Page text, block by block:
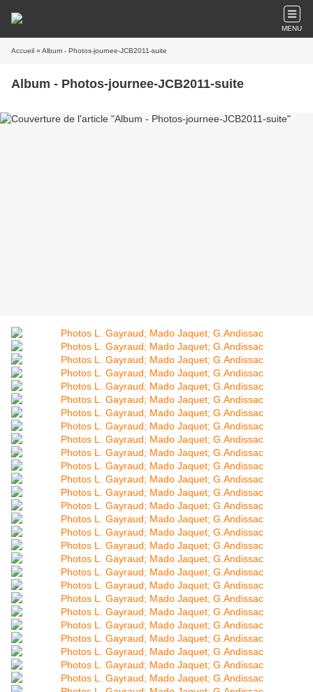
MENU
Accueil » Album - Photos-journee-JCB2011-suite
Album - Photos-journee-JCB2011-suite